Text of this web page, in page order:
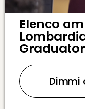
Elenco
Dimmi